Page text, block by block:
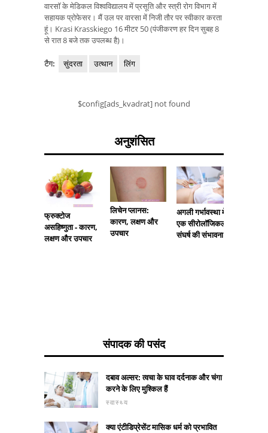
वारसॉ के मेडिकल विश्वविद्यालय में प्रसूति और स्त्री रोग विभाग में
सहायक प्रोफेसर। मैं उल पर वारसा में निजी तौर पर स्वीकार करता
हूं। Krasi Krasskiego 16 मीटर 50 (पंजीकरण हर दिन सुबह 8
से रात 8 बजे तक उपलब्ध है)।
टैग: सुंदरता उत्थान लिंग
$config[ads_kvadrat] not found
अनुशंसित
फ्रुक्टोज
असहिष्णुता - कारण,
लक्षण और उपचार
लिचेन प्लानस:
कारण, लक्षण और
उपचार
अगली गर्भावस्था में
एक सीरोलॉजिकल
संघर्ष की संभावना
संपादक की पसंद
दबाव अल्सर: त्वचा के घाव दर्दनाक और चंगा
करने के लिए मुश्किल हैं
स्वास्थ्य
क्या एंटीडिप्रेसेंट मासिक धर्म को प्रभावित